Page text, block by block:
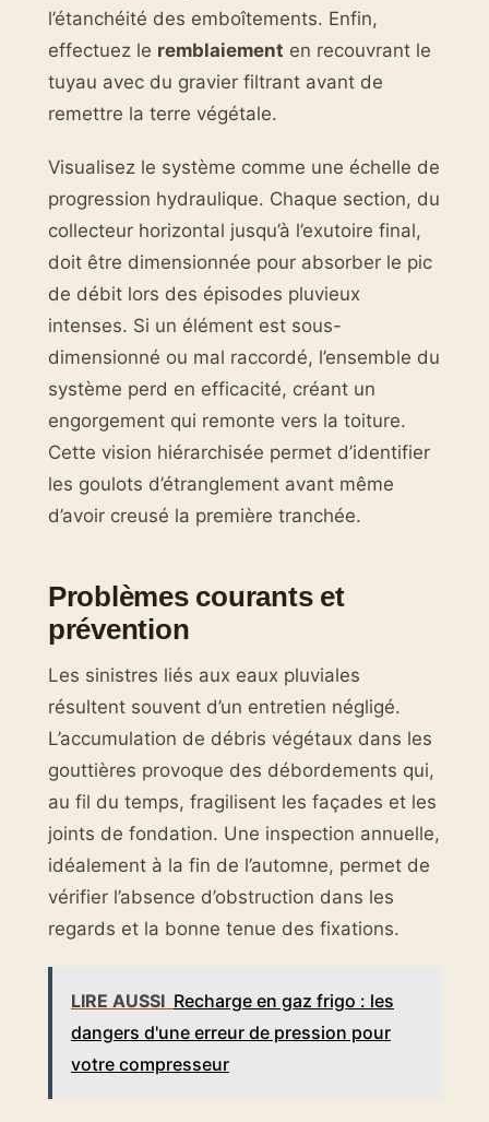
l’étanchéité des emboîtements. Enfin,
effectuez le remblaiement en recouvrant le
tuyau avec du gravier filtrant avant de
remettre la terre végétale.
Visualisez le système comme une échelle de
progression hydraulique. Chaque section, du
collecteur horizontal jusqu’à l’exutoire final,
doit être dimensionnée pour absorber le pic
de débit lors des épisodes pluvieux
intenses. Si un élément est sous-
dimensionné ou mal raccordé, l’ensemble du
système perd en efficacité, créant un
engorgement qui remonte vers la toiture.
Cette vision hiérarchisée permet d’identifier
les goulots d’étranglement avant même
d’avoir creusé la première tranchée.
Problèmes courants et
prévention
Les sinistres liés aux eaux pluviales
résultent souvent d’un entretien négligé.
L’accumulation de débris végétaux dans les
gouttières provoque des débordements qui,
au fil du temps, fragilisent les façades et les
joints de fondation. Une inspection annuelle,
idéalement à la fin de l’automne, permet de
vérifier l’absence d’obstruction dans les
regards et la bonne tenue des fixations.
LIRE AUSSI Recharge en gaz frigo : les
dangers d'une erreur de pression pour
votre compresseur